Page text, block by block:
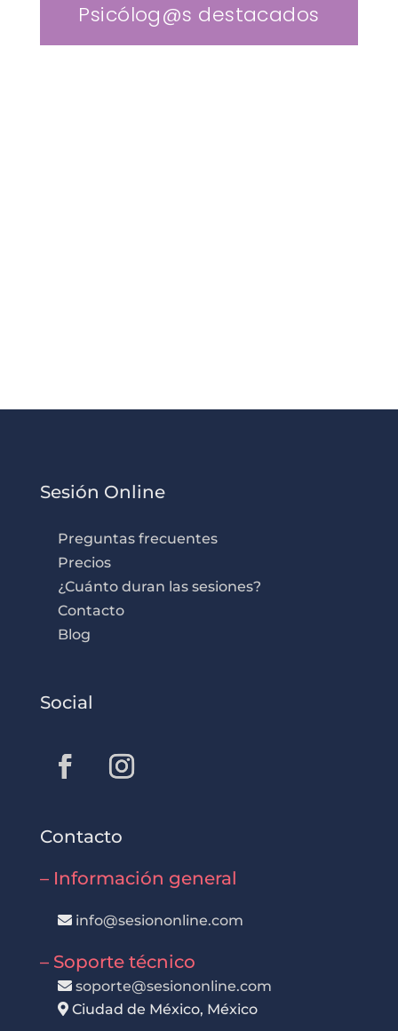
Psicólog@s destacados
Sesión Online
Preguntas frecuentes
Precios
¿Cuánto duran las sesiones?
Contacto
Blog
Social
Contacto
– Información general
info@sesiononline.com
– Soporte técnico
soporte@sesiononline.com
Ciudad de México, México